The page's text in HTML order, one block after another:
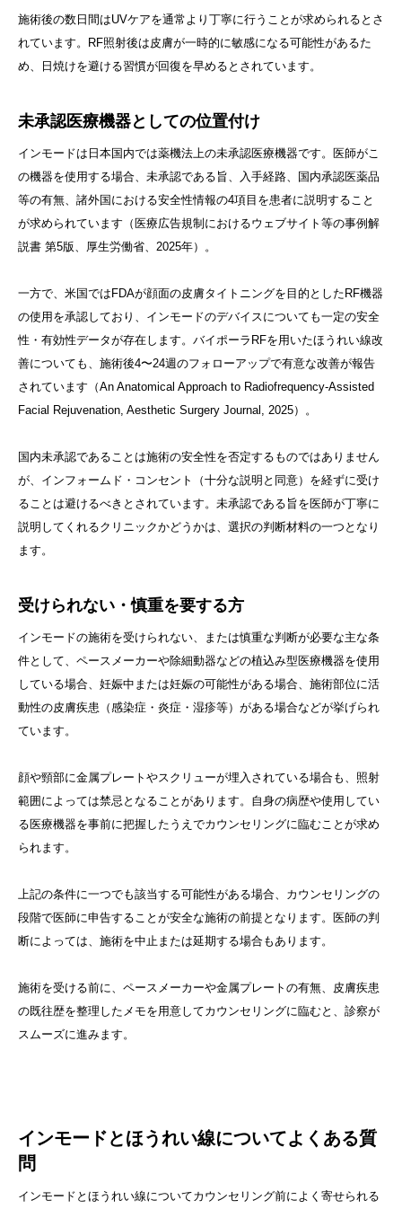
施術後の数日間はUVケアを通常より丁寧に行うことが求められるとさ
れています。RF照射後は皮膚が一時的に敏感になる可能性があるた
め、日焼けを避ける習慣が回復を早めるとされています。
未承認医療機器としての位置付け
インモードは日本国内では薬機法上の未承認医療機器です。医師がこ
の機器を使用する場合、未承認である旨、入手経路、国内承認医薬品
等の有無、諸外国における安全性情報の4項目を患者に説明すること
が求められています（医療広告規制におけるウェブサイト等の事例解
説書 第5版、厚生労働省、2025年）。
一方で、米国ではFDAが顔面の皮膚タイトニングを目的としたRF機器
の使用を承認しており、インモードのデバイスについても一定の安全
性・有効性データが存在します。バイポーラRFを用いたほうれい線改
善についても、施術後4〜24週のフォローアップで有意な改善が報告
されています（An Anatomical Approach to Radiofrequency-Assisted
Facial Rejuvenation, Aesthetic Surgery Journal, 2025）。
国内未承認であることは施術の安全性を否定するものではありません
が、インフォームド・コンセント（十分な説明と同意）を経ずに受け
ることは避けるべきとされています。未承認である旨を医師が丁寧に
説明してくれるクリニックかどうかは、選択の判断材料の一つとなり
ます。
受けられない・慎重を要する方
インモードの施術を受けられない、または慎重な判断が必要な主な条
件として、ペースメーカーや除細動器などの植込み型医療機器を使用
している場合、妊娠中または妊娠の可能性がある場合、施術部位に活
動性の皮膚疾患（感染症・炎症・湿疹等）がある場合などが挙げられ
ています。
顔や頸部に金属プレートやスクリューが埋入されている場合も、照射
範囲によっては禁忌となることがあります。自身の病歴や使用してい
る医療機器を事前に把握したうえでカウンセリングに臨むことが求め
られます。
上記の条件に一つでも該当する可能性がある場合、カウンセリングの
段階で医師に申告することが安全な施術の前提となります。医師の判
断によっては、施術を中止または延期する場合もあります。
施術を受ける前に、ペースメーカーや金属プレートの有無、皮膚疾患
の既往歴を整理したメモを用意してカウンセリングに臨むと、診察が
スムーズに進みます。
インモードとほうれい線についてよくある質
問
インモードとほうれい線についてカウンセリング前によく寄せられる
キャンペーン情報 LINE予約 採用情報